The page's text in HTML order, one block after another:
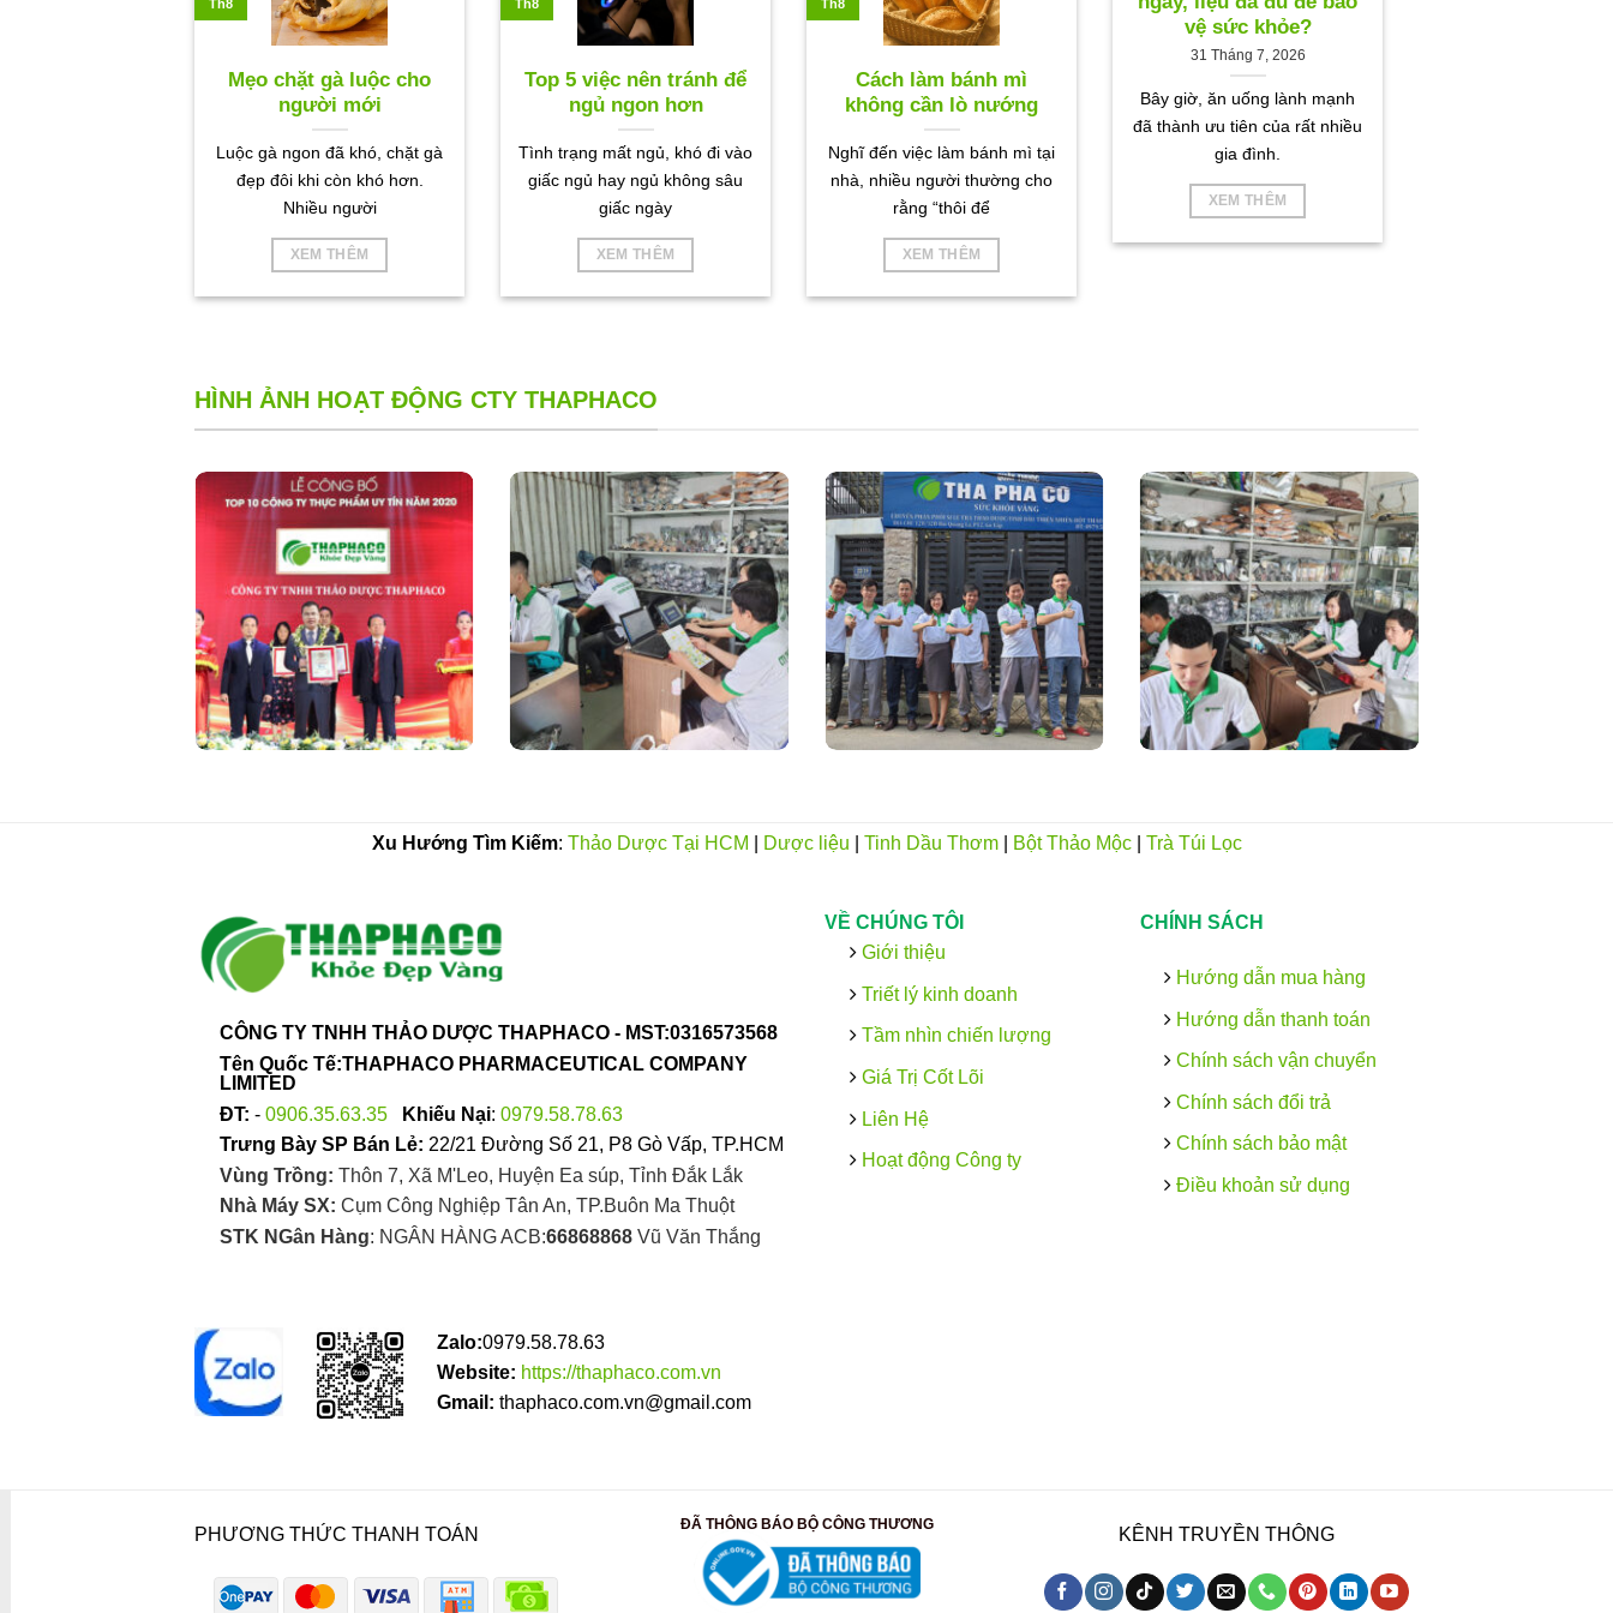
Mẹo chặt gà luộc cho
người mới
Luộc gà ngon đã khó, chặt gà
đẹp đôi khi còn khó hơn.
Nhiều người
XEM THÊM
Th8
Top 5 việc nên tránh để
ngủ ngon hơn
Tình trạng mất ngủ, khó đi vào
giấc ngủ hay ngủ không sâu
giấc ngày
XEM THÊM
Th8
Cách làm bánh mì
không cần lò nướng
Nghĩ đến việc làm bánh mì tại
nhà, nhiều người thường cho
rằng “thôi để
XEM THÊM
Th8
vệ sức khỏe?
31 Tháng 7, 2026
Bây giờ, ăn uống lành mạnh
đã thành ưu tiên của rất nhiều
gia đình.
XEM THÊM
HÌNH ẢNH HOẠT ĐỘNG CTY THAPHACO
Xu Hướng Tìm Kiếm: Thảo Dược Tại HCM Dược liệu Tinh Dầu Thơm| Bột Thảo Mộc| Trà Túi Lọc
CÔNG TY TNHH THẢO DƯỢC THAPHACO -MST:0316573568
Tên Quốc Tế:THAPHACO PHARMACEUTICAL COMPANY
LIMITED
ĐT: - 0906.35.63.35 Khiếu Nại: 0979.58.78.63
Trưng Bày SP Bán Lẻ: 22/21 Đường Số 21, P8 Gò Vấp, TP.HCM
Vùng Trồng: Thôn 7, Xã M'Leo, Huyện Ea súp, Tỉnh Đắk Lắk
Nhà Máy SX: Cụm Công Nghiệp Tân An, TP.Buôn Ma Thuột
STK NGân Hàng: NGÂN HÀNG ACB:66868868Vũ Văn Thắng
Zalo:0979.58.78.63
Website: https://thaphaco.com.vn
Gmail: thaphaco.com.vn@gmail.com
VỀ CHÚNG TÔI
Giới thiệu
Triết lý kinh doanh
Tầm nhìn chiến lượng
Giá Trị Cốt Lõi
Liên Hệ
Hoạt động Công ty
CHÍNH SÁCH
Hướng dẫn mua hàng
Hướng dẫn thanh toán
Chính sách vận chuyển
Chính sách đổi trả
Chính sách bảo mật
Điều khoản sử dụng
PHƯƠNG THỨC THANH TOÁN ĐÃ THÔNG BÁO BỘ CÔNG THƯƠNG KÊNH TRUYỀN THÔNG